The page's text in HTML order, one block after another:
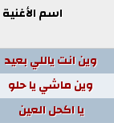
اسم الأغنية
وين انت ياللي بعيد
وين ماشي يا حلو
يا اكحل العين